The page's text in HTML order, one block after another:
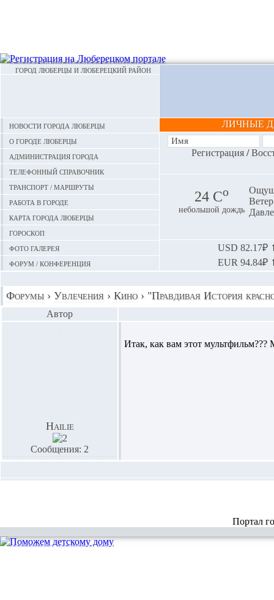
ГОРОД ЛЮБЕРЦЫ И ЛЮБЕРЕЦКИЙ РАЙОН
Новости города Люберцы
О городе Люберцы
Администрация города
Телефонный справочник
Транспорт / маршруты
Работа в городе
Карта города Люберцы
Гороскоп
Фото галерея
Форум / конференция
ЛИЧНЫЕ
Регистрация/
24 Сo
небольшой дождь
USD 82.17₽
EUR 94.84₽
Форумы › Увлечения › Кино › "Правдивая История
Автор
Hailie
Сообщения: 2
Итак, как вам этот
Портал